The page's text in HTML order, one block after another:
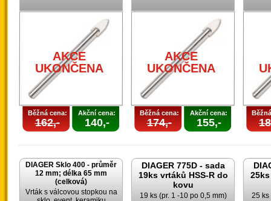
AKCE
UKONČENA
Běžná cena:
162,-
Akční cena:
140,-
AKCE
UKONČENA
Běžná cena:
174,-
Akční cena:
155,-
DIAGER Sklo 400 - průměr
12 mm; délka 65 mm
(celková)
Vrták s válcovou stopkou na
DIAGER 775D - sada
19ks vrtáků HSS-R do
kovu
19 ks (pr. 1 -10 po 0,5 mm) 25 ks